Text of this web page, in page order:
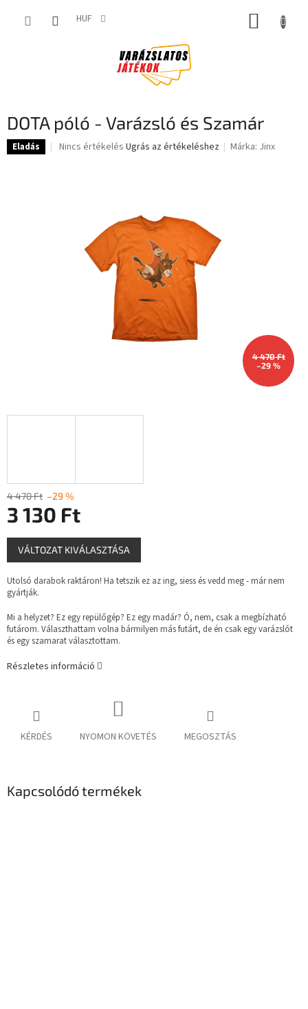
HUF KOSÁR
DOTA póló - Varázsló és Szamár
Eladás
A
Nincs értékelés Ugrás az értékeléshez Márka: Jinx
4 470 Ft
–29 %
4 470 Ft –29 %
3 130 Ft
Egységár:
VÁLTOZAT KIVÁLASZTÁSA
Utolsó darabok raktáron! Ha tetszik ez az ing, siess és vedd meg - már nem
gyártják.
Mi a helyzet? Ez egy repülőgép? Ez egy madár? Ó, nem, csak a megbízható
futárom. Választhattam volna bármilyen más futárt, de én csak egy varázslót
és egy szamarat választottam.
Részletes információ
KÉRDÉS NYOMON KÖVETÉS MEGOSZTÁS
Kapcsolódó termékek